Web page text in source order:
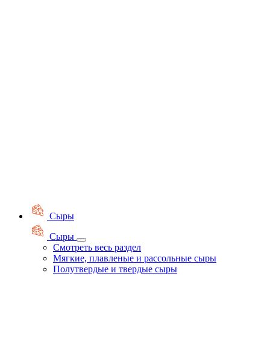
Сыры
Сыры
Смотреть весь раздел
Мягкие, плавленые и рассольные сыры
Полутвердые и твердые сыры